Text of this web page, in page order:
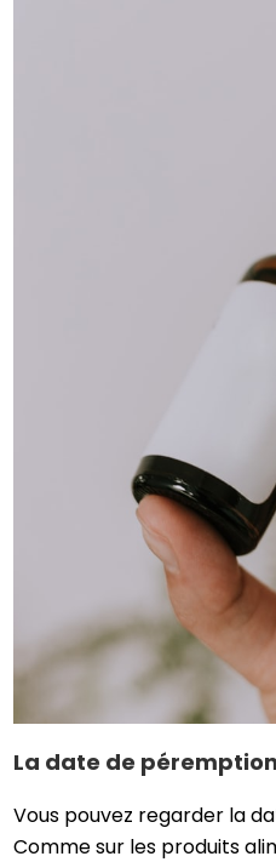
La date de péremption
Vous pouvez regarder la
Comme sur les produits